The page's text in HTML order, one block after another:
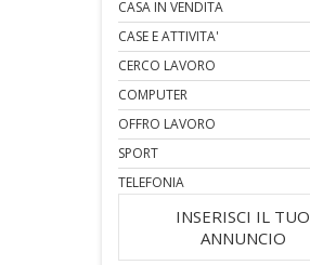
CASA IN VENDITA
CASE E ATTIVITA'
CERCO LAVORO
COMPUTER
OFFRO LAVORO
SPORT
TELEFONIA
INSERISCI IL TUO
ANNUNCIO